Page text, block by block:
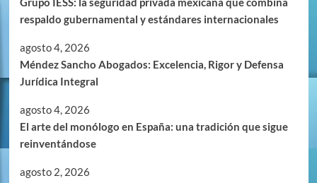
respaldo gubernamental y estándares internacionales
agosto 4, 2026
Méndez Sancho Abogados: Excelencia, Rigor y Defensa
Jurídica Integral
agosto 4, 2026
El arte del monólogo en España: una tradición que sigue
reinventándose
agosto 2, 2026